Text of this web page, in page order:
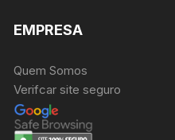
EMPRESA
Quem Somos
Verifcar site seguro